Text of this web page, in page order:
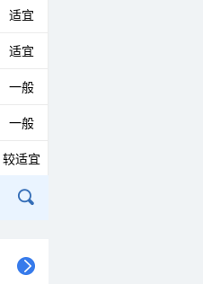
适宜
适宜
一般
一般
较适宜